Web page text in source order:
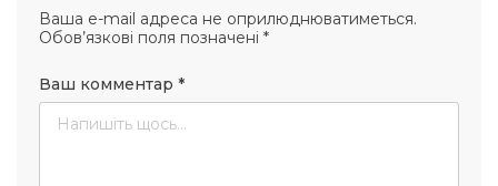
Ваша e-mail адреса не оприлюднюватиметься.
Обов’язкові поля позначені *
Ваш комментар *